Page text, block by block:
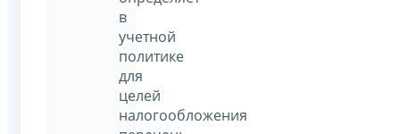
в
учетной
политике
для
целей
налогообложения